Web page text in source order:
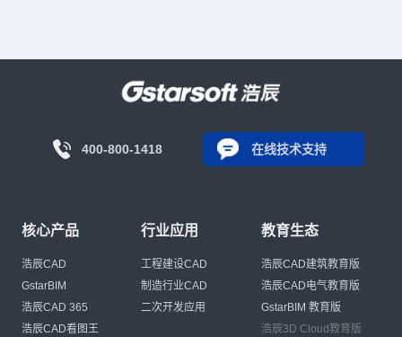
400-800-1418 在线技术支持
核心产品
浩辰CAD
GstarBIM
浩辰CAD 365
浩辰CAD看图王
行业应用
工程建设CAD
制造行业CAD
二次开发应用
教育生态
浩辰CAD建筑教育版
浩辰CAD电气教育版
GstarBIM 教育版
浩辰3D Cloud教育版